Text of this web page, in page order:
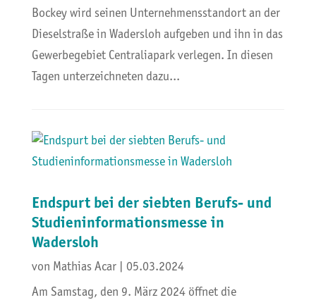
Bockey wird seinen Unternehmensstandort an der
Dieselstraße in Wadersloh aufgeben und ihn in das
Gewerbegebiet Centraliapark verlegen. In diesen
Tagen unterzeichneten dazu...
Endspurt bei der siebten Berufs- und
Studieninformationsmesse in
Wadersloh
von Mathias Acar| 05.03.2024
Am Samstag, den 9. März 2024 öffnet die